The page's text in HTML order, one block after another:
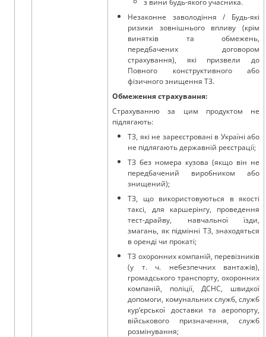
з вини будь-якого учасника.
Незаконне заволодіння / Будь-які
ризики зовнішнього впливу (крім
винятків та обмежень,
передбачених договором
страхування), які призвели до
Повного конструктивного або
фізичного знищення ТЗ.
Обмеження страхування:
Страхуванню за цим продуктом не
підлягають:
ТЗ, які не зареєстровані в Україні або
не підлягають державній реєстрації;
ТЗ без номера кузова (якщо він не
передбачений виробником або
знищений);
ТЗ, що використовуються в якості
таксі, для каршерінгу, проведення
тест-драйву, навчальної їзди,
змагань, як підмінні ТЗ, знаходяться
в оренді чи прокаті;
ТЗ охоронних компаній, перевізників
(у т. ч. небезпечних вантажів),
громадського транспорту, охоронних
компаній, поліції, ДСНС, швидкої
допомоги, комунальних служб, служб
кур‘єрської доставки та аеропорту,
військового призначення, служб
розмінування;